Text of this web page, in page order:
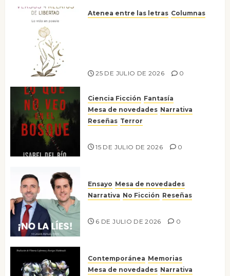
Atenea entre las letras Columnas
25 DE JULIO DE 2026 0
Ciencia Ficción Fantasía
Mesa de novedades Narrativa
Reseñas Terror
15 DE JULIO DE 2026 0
Ensayo Mesa de novedades
Narrativa No Ficción Reseñas
6 DE JULIO DE 2026 0
Contemporánea Memorias
Mesa de novedades Narrativa